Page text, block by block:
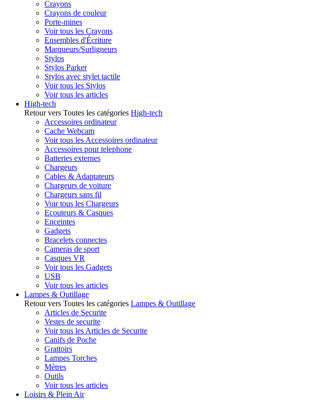
Crayons
Crayons de couleur
Porte-mines
Voir tous les Crayons
Ensembles d'Écriture
Marqueurs/Surligneurs
Stylos
Stylos Parker
Stylos avec stylet tactile
Voir tous les Stylos
Voir tous les articles
High-tech
Retour vers Toutes les catégories High-tech
Accessoires ordinateur
Cache Webcam
Voir tous les Accessoires ordinateur
Accessoires pour telephone
Batteries externes
Chargeurs
Cables & Adaptateurs
Chargeurs de voiture
Chargeurs sans fil
Voir tous les Chargeurs
Ecouteurs & Casques
Enceintes
Gadgets
Bracelets connectes
Cameras de sport
Casques VR
Voir tous les Gadgets
USB
Voir tous les articles
Lampes & Outillage
Retour vers Toutes les catégories Lampes & Outillage
Articles de Securite
Vestes de securite
Voir tous les Articles de Securite
Canifs de Poche
Grattoirs
Lampes Torches
Mètres
Outils
Voir tous les articles
Loisirs & Plein Air